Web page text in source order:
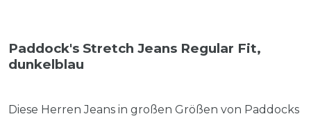
Paddock's Stretch Jeans Regular Fit,
dunkelblau
Diese Herren Jeans in großen Größen von Paddocks